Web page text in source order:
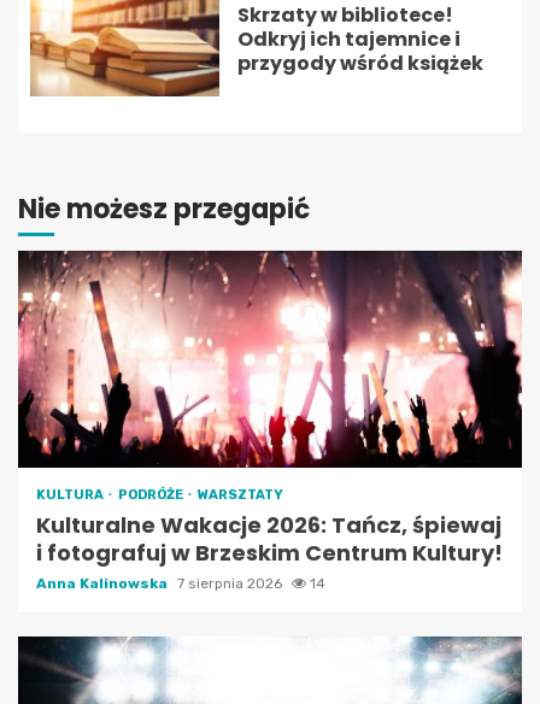
Skrzaty w bibliotece!
Odkryj ich tajemnice i
przygody wśród książek
Nie możesz przegapić
KULTURA PODRÓŻE WARSZTATY
Kulturalne Wakacje 2026: Tańcz, śpiewaj
i fotografuj w Brzeskim Centrum Kultury!
Anna Kalinowska 7 sierpnia 2026 14